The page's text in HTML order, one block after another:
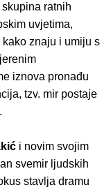
ratnih
uvjetima,
znaju i umiju s
iznova pronađu
tzv. mir postaje
i novim svojim
svemir ljudskih
stavlja dramu